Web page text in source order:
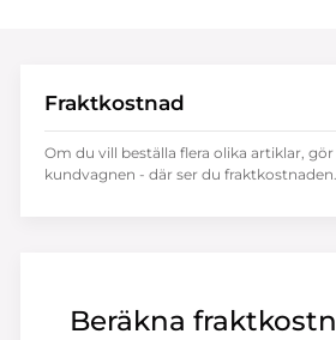
Beräkna
Fraktkostnad
Om du vill beställa flera olika artiklar,
kundvagnen - där ser du fraktkostnaden.